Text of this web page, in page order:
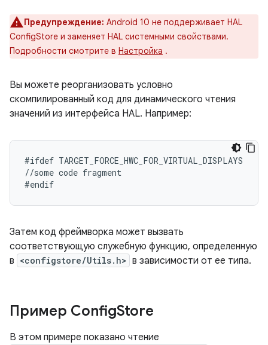
Предупреждение: Android 10 не поддерживает HAL
ConfigStore и заменяет HAL системными свойствами.
Подробности смотрите в Настройка .
Вы можете реорганизовать условно
скомпилированный код для динамического чтения
значений из интерфейса HAL. Например:
#ifdef TARGET_FORCE_HWC_FOR_VIRTUAL_DISPLAYS
//some code fragment
Затем код фреймворка может вызвать
соответствующую служебную функцию, определенную
в <configstore/Utils.h> в зависимости от ее типа.
Пример ConfigStore
В этом примере показано чтение